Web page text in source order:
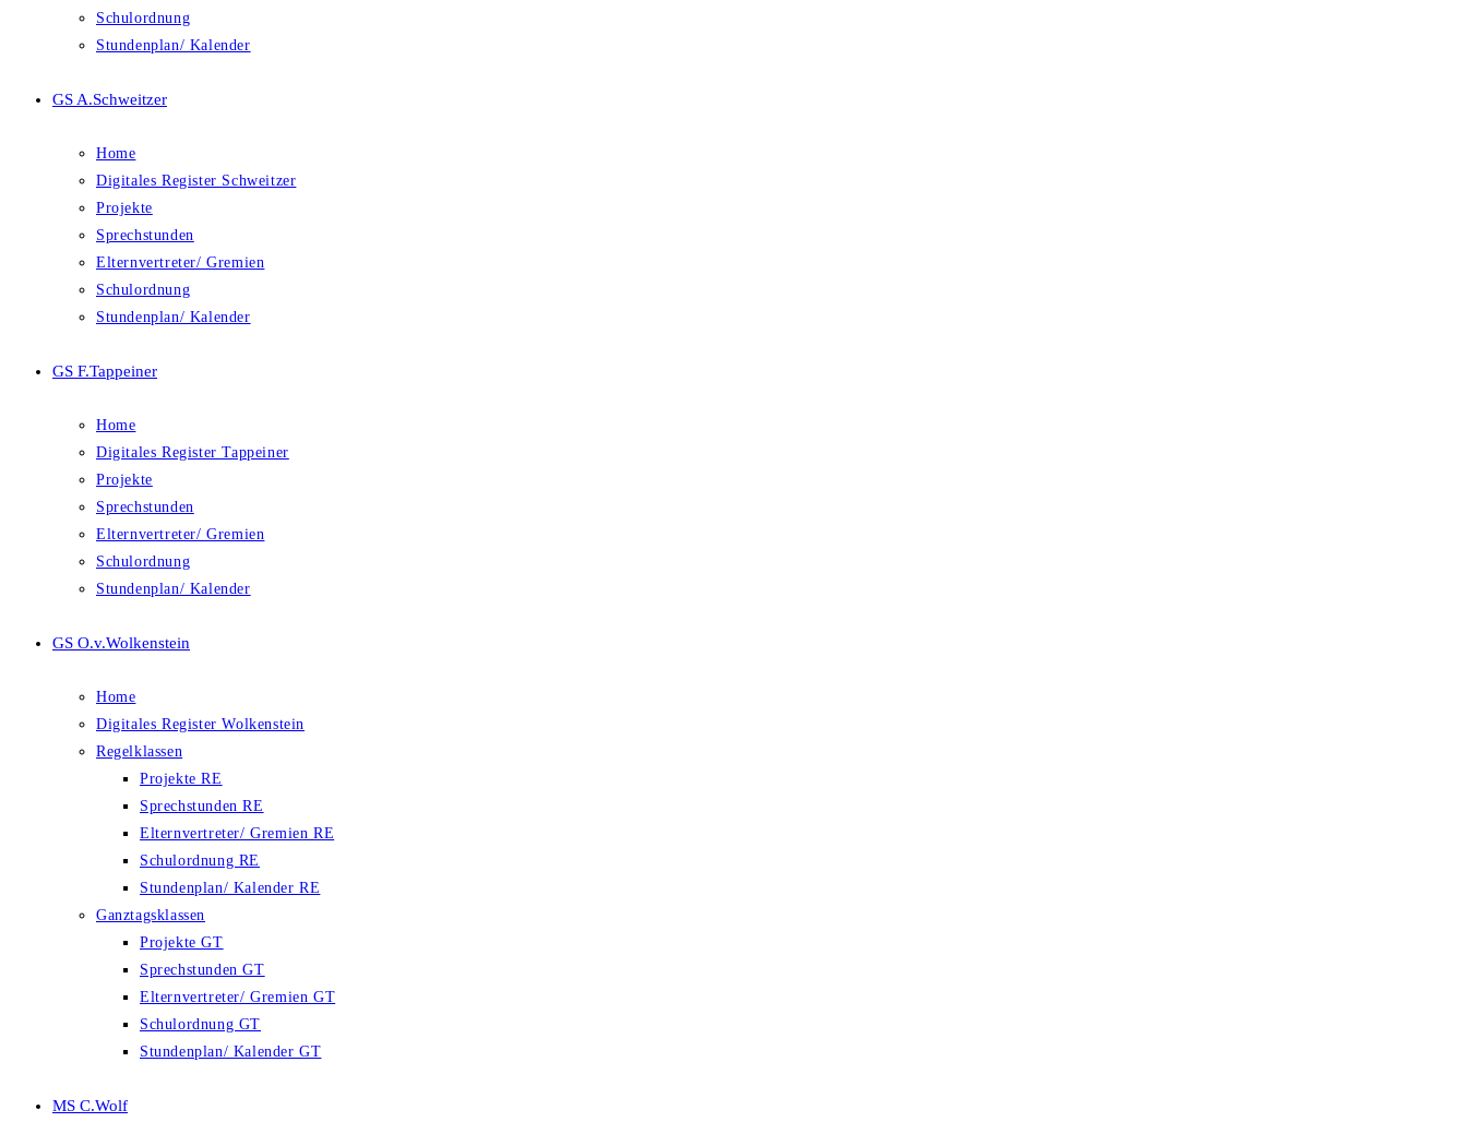
Schulordnung
Stundenplan/ Kalender
GS A.Schweitzer
Home
Digitales Register Schweitzer
Projekte
Sprechstunden
Elternvertreter/ Gremien
Schulordnung
Stundenplan/ Kalender
GS F.Tappeiner
Home
Digitales Register Tappeiner
Projekte
Sprechstunden
Elternvertreter/ Gremien
Schulordnung
Stundenplan/ Kalender
GS O.v.Wolkenstein
Home
Digitales Register Wolkenstein
Regelklassen
Projekte RE
Sprechstunden RE
Elternvertreter/ Gremien RE
Schulordnung RE
Stundenplan/ Kalender RE
Ganztagsklassen
Projekte GT
Sprechstunden GT
Elternvertreter/ Gremien GT
Schulordnung GT
Stundenplan/ Kalender GT
MS C.Wolf